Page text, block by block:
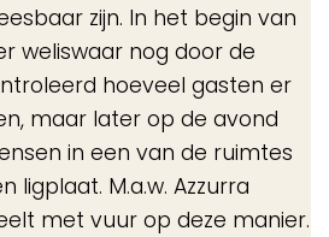
zijn. In het begin van
weliswaar nog door de
hoeveel gasten er
maar later op de avond
in een van de ruimtes
ligplaat. M.a.w. Azzurra
met vuur op deze manier.